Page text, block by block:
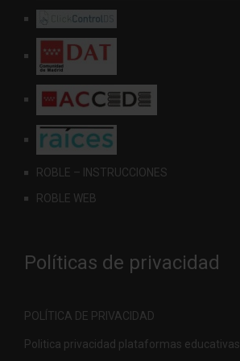
ROBLE – INSTRUCCIONES
ROBLE WEB
Políticas de privacidad
POLÍTICA DE PRIVACIDAD
Politica privacidad plataformas educativas